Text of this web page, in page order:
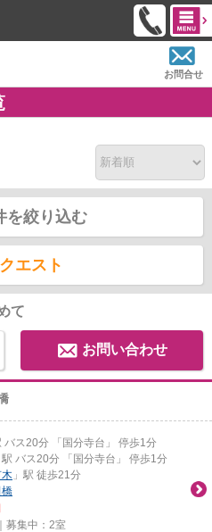
お問合せ
を絞り込む
エスト
て
お問い合わせ
バス20分 「国分寺台」 停歩1分
駅 バス20分 「国分寺台」 停歩1分
」駅 徒歩21分
橋
募集中： 2室